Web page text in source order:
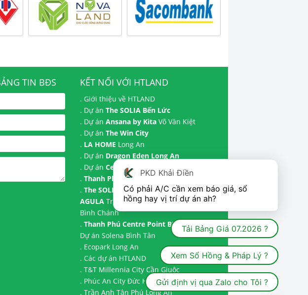
TIN BĐS KẾT NỐI VỚI HTLAND
. Giới thiệu về HTLAND
. Dự án The SOLIA Bến Lức
. Dự án Ansana by Kita Võ Văn Kiệt
. Dự án The Win City
. LA HOME Long An
. Dự án Dragon Eden Long An
. Dự án Celadon City
. Thanh Phú Centre Point Bến Lức
. The SOLIA Tây Ninh | Dự ánThe
AGULA Trần Anh và Dự ánThe Meadow
Bình Chánh
. Thanh Phú Centre Point BIM Land |
Dự án Solena Bình Tân
. Ecopark Long An
. Các dự án HTLAND
. T&T Millennia City Cần Giuộc
. Phúc An City Đức Hoà
. Trần Anh Tân Phú Long An
PKD Khải Điền
Có phải A/C cần xem báo giá, sổ
hồng hay vị trí dự án ah?
Tải Bảng Giá 07.2026 ?
Xem Sổ Hồng & Pháp Lý ?
Gửi định vị qua Zalo cho Tôi ?